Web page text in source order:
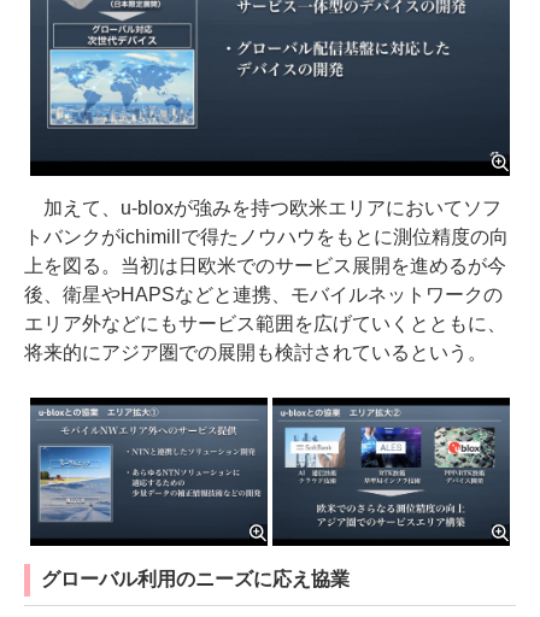
加えて、u-bloxが強みを持つ欧米エリアにおいてソフ
トバンクがichimillで得たノウハウをもとに測位精度の向
上を図る。当初は日欧米でのサービス展開を進めるが今
後、衛星やHAPSなどと連携、モバイルネットワークの
エリア外などにもサービス範囲を広げていくとともに、
将来的にアジア圏での展開も検討されているという。
グローバル利用のニーズに応え協業